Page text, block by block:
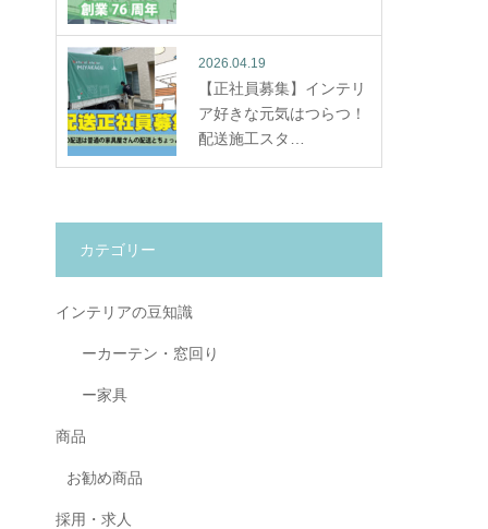
2026.04.19
【正社員募集】インテリ
ア好きな元気はつらつ！
配送施工スタ…
カテゴリー
インテリアの豆知識
ーカーテン・窓回り
ー家具
商品
お勧め商品
採用・求人